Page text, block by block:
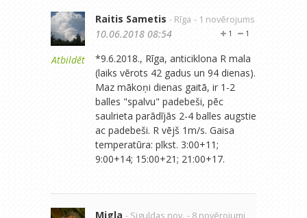
Atbildēt
Raitis Sametis - Rīga - 1 novērojums
1
1
10.06.2018 08:54
*9.6.2018., Rīga, anticiklona R mala
(laiks vērots 42 gadus un 94 dienas).
Maz mākoņi dienas gaitā, ir 1-2
balles "spalvu" padebeši, pēc
saulrieta parādījās 2-4 balles augstie
ac padebeši. R vējš 1m/s. Gaisa
temperatūra: plkst. 3:00+11;
9:00+14; 15:00+21; 21:00+17.
Migla - Siguldas nov. - 8 novērojumi